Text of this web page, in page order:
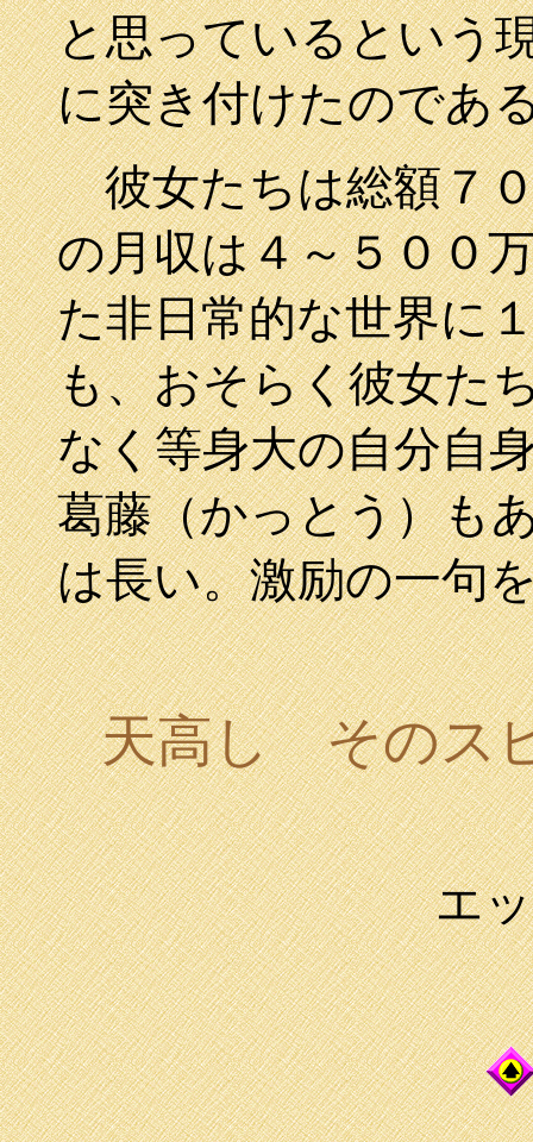
と思っているという
に突き付けたのであ
彼女たちは総額７０
の月収は４～５００
た非日常的な世界に
も、おそらく彼女た
なく等身大の自分自
葛藤（かっとう）も
は長い。激励の一句
天高し そのス
エ